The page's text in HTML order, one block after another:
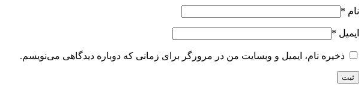
نام *
ایمیل *
ذخیره نام، ایمیل و وبسایت من در مرورگر برای زمانی که دوباره دیدگاهی می‌نویسم.